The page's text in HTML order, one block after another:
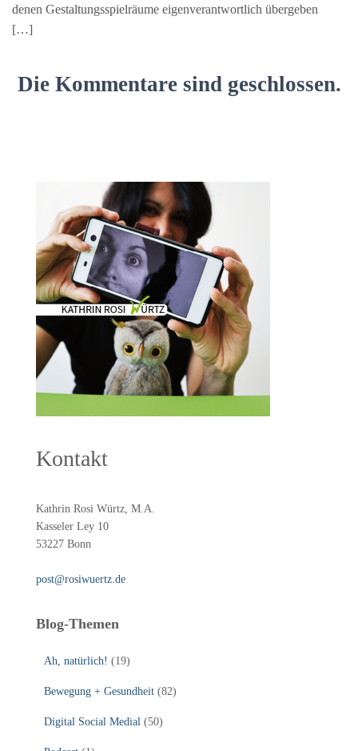
denen Gestaltungsspielräume eigenverantwortlich übergeben
[…]
Die Kommentare sind geschlossen.
Kontakt
Kathrin Rosi Würtz, M.A.
Kasseler Ley 10
53227 Bonn
post@rosiwuertz.de
Blog-Themen
Ah, natürlich! (19)
Bewegung + Gesundheit (82)
Digital Social Medial (50)